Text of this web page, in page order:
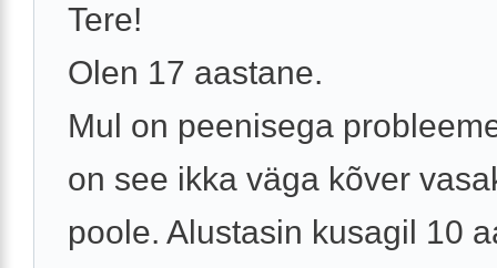
Tere!
Olen 17 aastane.
Mul on peenisega
on see ikka väga kõver
poole. Alustasin kusagil 10